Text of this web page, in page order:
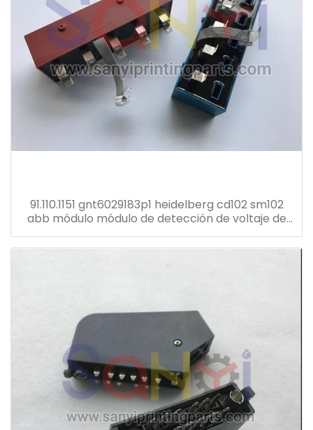
91.110.1151 gnt6029183p1 heidelberg cd102 sm102
abb módulo módulo de detección de voltaje de
corriente transformador gnt7051052r1